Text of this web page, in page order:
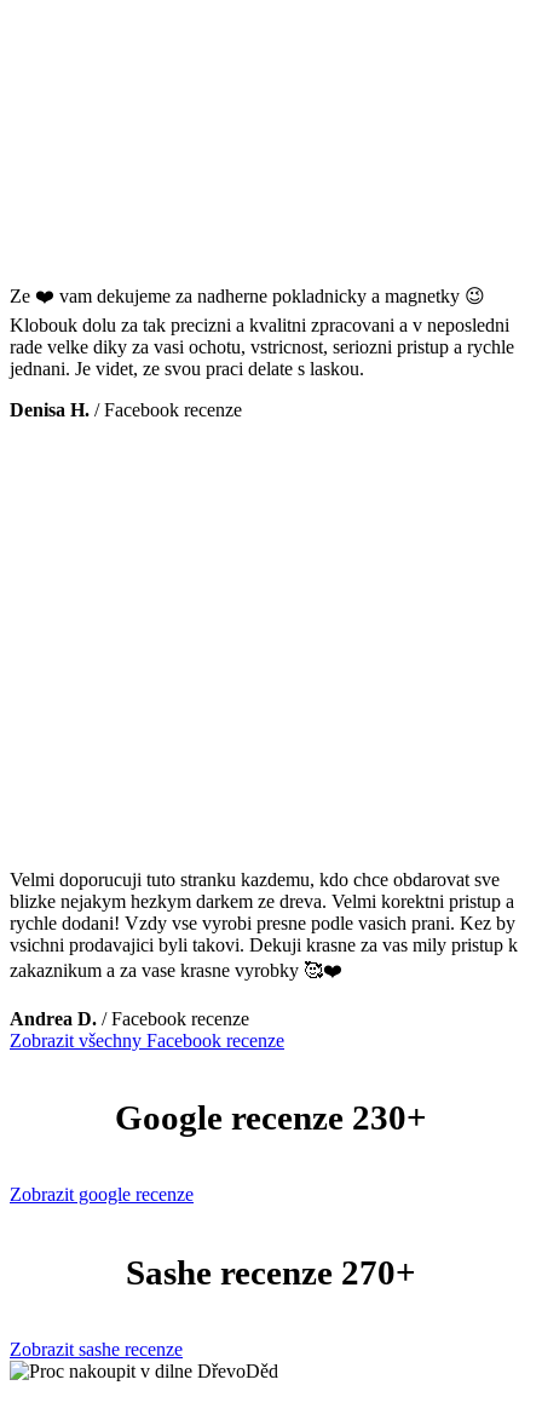
Ze ❤️ vam dekujeme za nadherne pokladnicky a magnetky 😉
Klobouk dolu za tak precizni a kvalitni zpracovani a v neposledni
rade velke diky za vasi ochotu, vstricnost, seriozni pristup a rychle
jednani. Je videt, ze svou praci delate s laskou.
Denisa H. /Facebook recenze
Velmi doporucuji tuto stranku kazdemu, kdo chce obdarovat sve
blizke nejakym hezkym darkem ze dreva. Velmi korektni pristup a
rychle dodani! Vzdy vse vyrobi presne podle vasich prani. Kez by
vsichni prodavajici byli takovi. Dekuji krasne za vas mily pristup k
zakaznikum a za vase krasne vyrobky 🥰❤️
Andrea D. /Facebook recenze
Zobrazit všechny Facebook recenze
Google recenze 230+
Zobrazit google recenze
Sashe recenze 270+
Zobrazit sashe recenze